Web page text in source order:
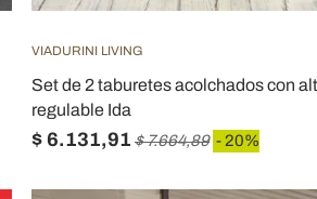
VIADURINI LIVING
Set de 2 taburetes acolchados con
regulable Ida
$ 6.131,91 $ 7.664,89 - 20%